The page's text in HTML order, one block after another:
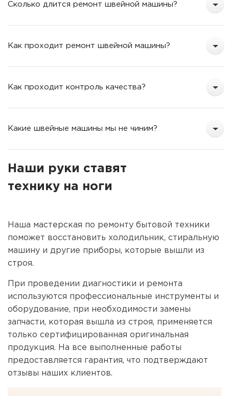
Сколько длится ремонт швейной машины?
Как проходит ремонт швейной машины?
Как проходит контроль качества?
Какие швейные машины мы не чиним?
Наши руки ставят
технику на ноги
Наша мастерская по ремонту бытовой техники
поможет восстановить холодильник, стиральную
машину и другие приборы, которые вышли из
строя.
При проведении диагностики и ремонта
используются профессиональные инструменты и
оборудование, при необходимости замены
запчасти, которая вышла из строя, применяется
только сертифицированная оригинальная
продукция. На все выполненные работы
предоставляется гарантия, что подтверждают
отзывы наших клиентов.